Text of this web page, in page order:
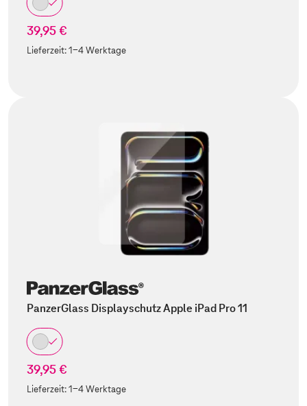
39,95 €
Lieferzeit:1-4 Werktage
PanzerGlass Displayschutz Apple iPad Pro 11
39,95 €
Lieferzeit:1-4 Werktage